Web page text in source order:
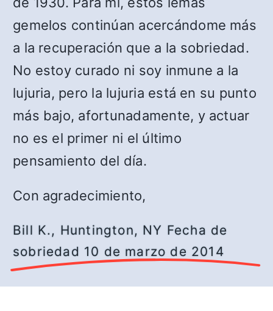
gemelos continúan acercándome más
a la recuperación que a la sobriedad.
No estoy curado ni soy inmune a la
lujuria, pero la lujuria está en su punto
más bajo, afortunadamente, y actuar
no es el primer ni el último
pensamiento del día.
Con agradecimiento,
Bill K., Huntington, NY Fecha de
sobriedad 10 de marzo de 2014